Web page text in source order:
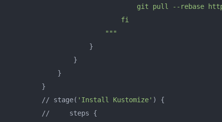
git pull --rebase
                            fi
                        "
""
                    }
                }
            }
        }
        // stage(
'Install Kustomize' ) {
        //     steps {